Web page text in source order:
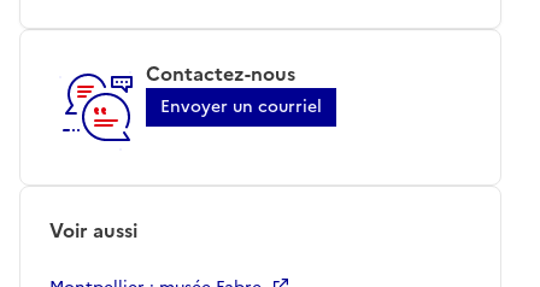
Contactez-nous
Envoyer un courriel
Voir aussi